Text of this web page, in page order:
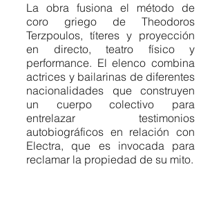
La obra fusiona el método de
coro griego de Theodoros
Terzpoulos, títeres y proyección
en directo, teatro físico y
performance. El elenco combina
actrices y bailarinas de diferentes
nacionalidades que construyen
un cuerpo colectivo para
entrelazar testimonios
autobiográficos en relación con
Electra, que es invocada para